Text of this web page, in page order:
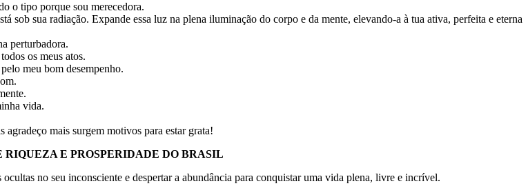
o tipo porque sou merecedora.
sob sua radiação. Expande essa luz na plena iluminação do corpo e da mente, elevando-a à tua ativa, perfeita e eterna
perturbadora.
os meus atos.
meu bom desempenho.
vida.
mais surgem motivos para estar grata!
E PROSPERIDADE DO BRASIL
no seu inconsciente e despertar a abundância para conquistar uma vida plena, livre e incrível.